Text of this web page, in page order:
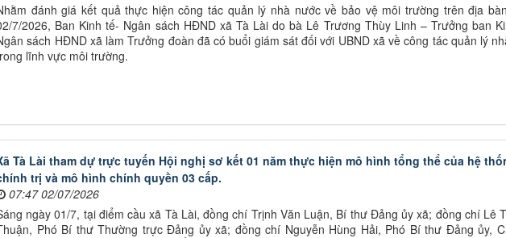
đánh giá kết quả thực hiện công tác quản lý nhà nước về bảo vệ môi trường trên địa
7/2026, Ban Kinh tế- Ngân sách HĐND xã Tà Lài do bà Lê Trương Thùy Linh – Trưởng ban
sách HĐND xã làm Trưởng đoàn đã có buổi giám sát đối với UBND xã về công tác quản lý
lĩnh vực môi trường.
Tà Lài tham dự trực tuyến Hội nghị sơ kết 01 năm thực hiện mô hình tổng thể của hệ
trị và mô hình chính quyền 03 cấp.
07:47 02/07/2026
ngày 01/7, tại điểm cầu xã Tà Lài, đồng chí Trịnh Văn Luận, Bí thư Đảng ủy xã; đồng chí Lê
Phó Bí thư Thường trực Đảng ủy xã; đồng chí Nguyễn Hùng Hải, Phó Bí thư Đảng ủy,